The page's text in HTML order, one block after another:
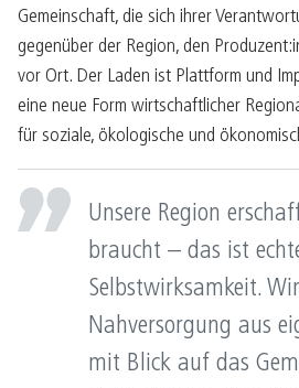
Gemeinschaft, die sich ihrer
gegenüber der Region, den
vor Ort. Der Laden ist Plattform und
eine neue Form wirtschaftlicher
für soziale, ökologische und
Unsere Region
braucht – das ist
Selbstwirksamkeit.
Nahversorgung aus
mit Blick auf das